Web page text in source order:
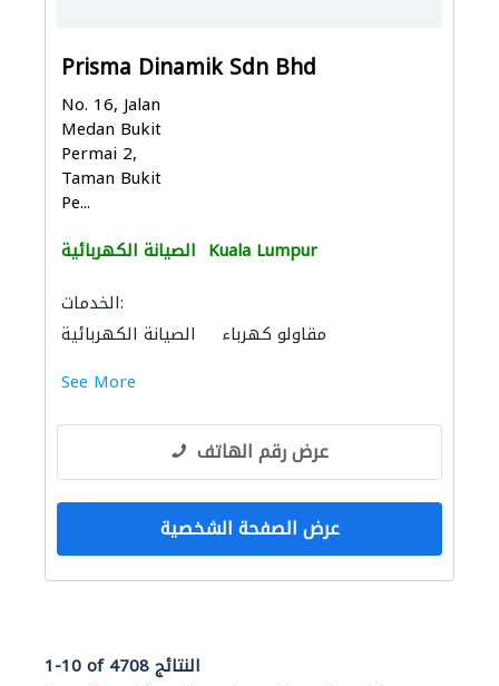
Prisma Dinamik Sdn Bhd
No. 16, Jalan
Medan Bukit
Permai 2,
Taman Bukit
Pe...
الصيانة الكهربائية Kuala Lumpur
الخدمات:
الصيانة الكهربائية
مقاولو كهرباء
See More
عرض رقم الهاتف
عرض الصفحة الشخصية
1-10 of 4708 النتائج